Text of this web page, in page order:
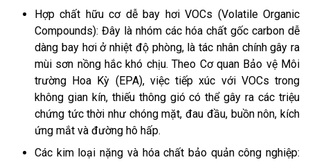
Hợp chất hữu cơ dễ bay hơi VOCs (Volatile Organic
Compounds): Đây là nhóm các hóa chất gốc carbon dễ
dàng bay hơi ở nhiệt độ phòng, là tác nhân chính gây ra
mùi sơn nồng hắc khó chịu. Theo Cơ quan Bảo vệ Môi
trường Hoa Kỳ (EPA), việc tiếp xúc với VOCs trong
không gian kín, thiếu thông gió có thể gây ra các triệu
chứng tức thời như chóng mặt, đau đầu, buồn nôn, kích
ứng mắt và đường hô hấp.
Các kim loại nặng và hóa chất bảo quản công nghiệp: